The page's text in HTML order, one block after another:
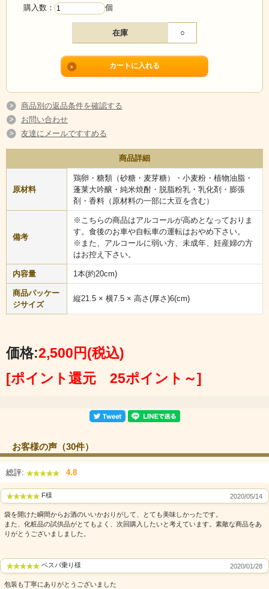
掟破りの禁断の味！ 大人のための本格スイーツ!!
世界中の賞を総なめにする飛騨の 酒蔵【渡辺酒造店】が146年の掟を破り
究極の酒スイーツを完成させました！
世界酒類コンクール『モンドセレクション金賞』受賞の大吟醸『蓬莱』
をたっぷりと染み込ませ、じっくりと一ヶ月間熟成。静かに過ぎる時間
が、大吟醸とケーキを一体化させ、魅惑の味わいを引き出しました。
構想から３年…創業146年の掟を破り！飛騨の名門蔵「蓬莱」が世に問う
禁断のスイーツの完成です。
飛騨美酒 蓬莱（ほうらい）
酒造りには、良質の水と米、寒冷な気候が何よりも大切です。北アルプ
スに発する清冽な伏流水と厳選され高度に精白された飛騨産の酒造好適
米。それに飛騨山脈から吹き下ろす凛々たる寒風。この天恵の風土と磨
きぬかれた伝統の技術とが相俟って、清酒「蓬莱」の芳醇な香りとまろ
やかな味わいが醸しだされ、生粋の飛騨人は勿論のこと、全国各地から
飛騨を訪れる愛酒家に、格調高い飛騨の代表名酒としてご好評頂いてお
購入数： 個
在庫 ○
商品別の返品条件を確認する
お問い合わせ
友達にメールですすめる
商品詳細
原材料
鶏卵・糖類（砂糖・麦芽糖）・小麦粉・植物油脂・
蓬莱大吟醸・純米焼酎・脱脂粉乳・乳化剤・膨張
剤・香料（原材料の一部に大豆を含む）
備考
※こちらの商品はアルコールが高めとなっておりま
す。食後のお車や自転車の運転はおやめ下さい。
※また、アルコールに弱い方、未成年、妊産婦の方
はお控え下さい。
内容量 1本(約20cm)
商品パッケー
ジサイズ
縦21.5 × 横7.5 × 高さ(厚さ)6(cm)
価格:2,500円(税込)
[ポイント還元 25ポイント～]
お客様の声（30件）
総評: 4.8
F様 2020/05/14
袋を開けた瞬間からお酒のいいかおりがして、とても美味しかったです。
また、化粧品の試供品がとてもよく、次回購入したいと考えています。素敵な商品をあ
りがとうございましました。
ベスパ乗り様 2020/01/28
包装も丁寧にありがとうございました